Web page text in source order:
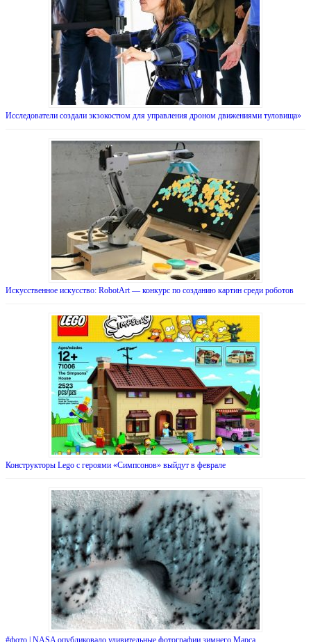
Исследователи создали экзокостюм для управления дроном движениями туловища»
Искусственное искусство: RobotArt — конкурс по созданию картин среди роботов
Конструкторы Lego с героями «Симпсонов» выйдут в феврале